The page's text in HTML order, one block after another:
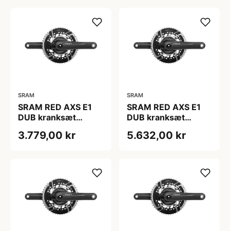
SRAM
SRAM RED AXS E1
DUB kranksæt
3.779,00 kr
SRAM
SRAM RED AXS E1
DUB kranksæt
5.632,00 kr